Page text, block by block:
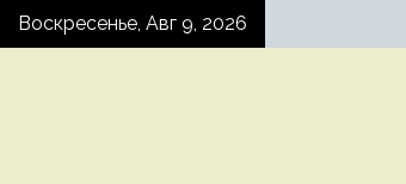
SkipВоскресенье, Авг 9, 2026